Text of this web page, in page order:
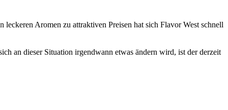
Aromen zu attraktiven Preisen hat sich Flavor West schnell
an dieser Situation irgendwann etwas ändern wird, ist der derzeit